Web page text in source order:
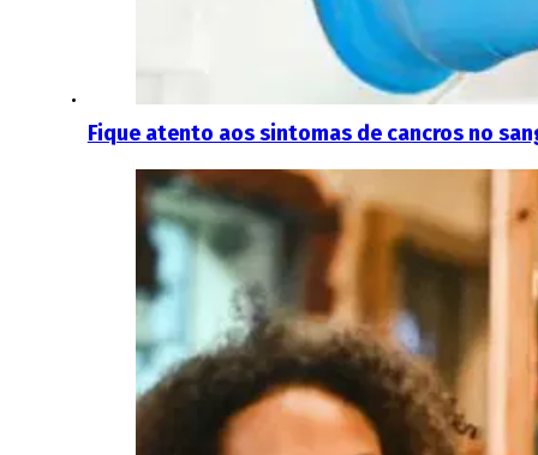
Fique atento aos sintomas de cancros no